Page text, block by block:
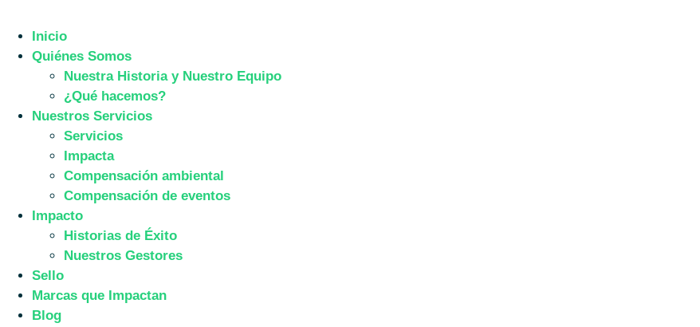
Inicio
Quiénes Somos
Nuestra Historia y Nuestro Equipo
¿Qué hacemos?
Nuestros Servicios
Servicios
Impacta
Compensación ambiental
Compensación de eventos
Impacto
Historias de Éxito
Nuestros Gestores
Sello
Marcas que Impactan
Blog